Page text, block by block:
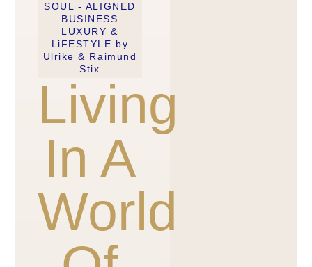
SOUL - ALIGNED
BUSINESS
LUXURY &
LiFESTYLE by
Ulrike & Raimund
Stix
Living
In A
World